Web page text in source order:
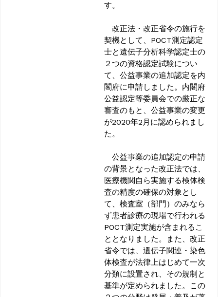
す。
改正法・改正省令の施行を
契機として、POCT測定認定
士と遺伝子分析科学認定士の
２つの資格認定試験につい
て、公益事業の追加認定を内
閣府に申請しました。内閣府
公益認定等委員会での厳正な
審査のもと、公益事業の変更
が2020年2月に認められまし
た。
公益事業の追加認定の申請
の背景となった改正法では、
医療機関自ら実施する検体検
査の精度の確保の対象とし
て、検査室（部門）のみなら
ず患者診療の現場で行われる
POCT測定実施が含まれるこ
ととなりました。また、改正
省令では、遺伝子関連・染色
体検査が法律上はじめて一次
分類に設置され、その規制と
基準が定められました。この